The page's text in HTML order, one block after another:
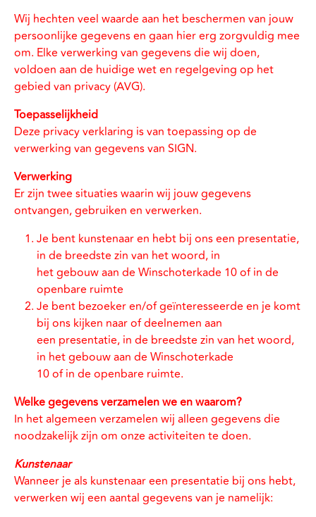
Wij hechten veel waarde aan het beschermen van jouw
persoonlijke gegevens en gaan hier erg zorgvuldig mee
om. Elke verwerking van gegevens die wij doen,
voldoen aan de huidige wet en regelgeving op het
gebied van privacy (AVG).
Toepasselijkheid
Deze privacy verklaring is van toepassing op de
verwerking van gegevens van SIGN.
Verwerking
Er zijn twee situaties waarin wij jouw gegevens
ontvangen, gebruiken en verwerken.
Je bent kunstenaar en hebt bij ons een presentatie,
in de breedste zin van het woord, in
het gebouw aan de Winschoterkade 10 of in de
openbare ruimte
Je bent bezoeker en/of geïnteresseerde en je komt
bij ons kijken naar of deelnemen aan
een presentatie, in de breedste zin van het woord,
in het gebouw aan de Winschoterkade
10 of in de openbare ruimte.
Welke gegevens verzamelen we en waarom?
In het algemeen verzamelen wij alleen gegevens die
noodzakelijk zijn om onze activiteiten te doen.
Kunstenaar
Wanneer je als kunstenaar een presentatie bij ons hebt,
verwerken wij een aantal gegevens van je namelijk: